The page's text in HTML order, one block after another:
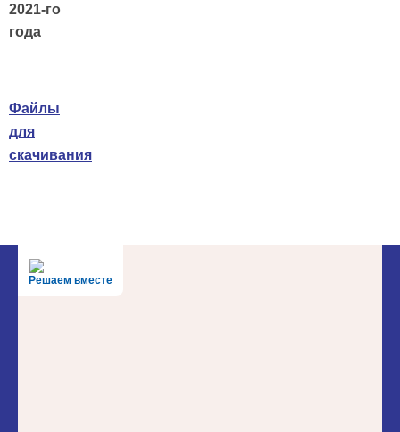
2021-го
года
Файлы
для
скачивания
Решаем вместе